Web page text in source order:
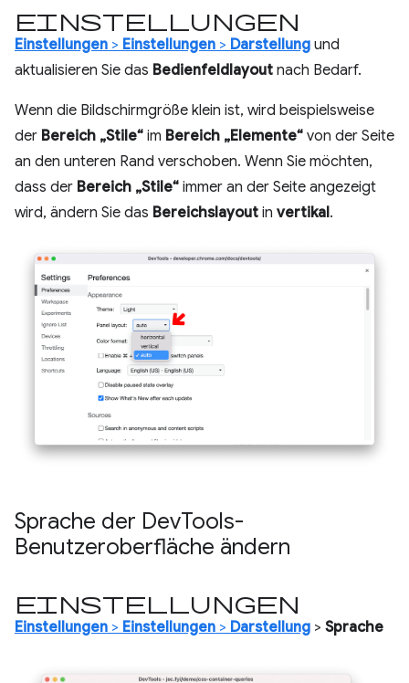
Einstellungen
Einstellungen > Einstellungen > Darstellung und
aktualisieren Sie das Bedienfeldlayout nach Bedarf.
Wenn die Bildschirmgröße klein ist, wird beispielsweise
der Bereich „Stile“ im Bereich „Elemente“ von der Seite
an den unteren Rand verschoben. Wenn Sie möchten,
dass der Bereich „Stile“ immer an der Seite angezeigt
wird, ändern Sie das Bereichslayout in vertikal.
Sprache der DevTools-
Benutzeroberfläche ändern
Einstellungen
Einstellungen > Einstellungen > Darstellung > Sprache